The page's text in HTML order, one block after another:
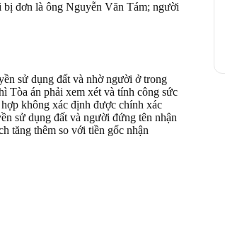
bị đơn là ông Nguyễn Văn Tám; người
sử dụng đất và nhờ người ở trong
Tòa án phải xem xét và tính công sức
không xác định được chính xác
sử dụng đất và người đứng tên nhận
tăng thêm so với tiền gốc nhận